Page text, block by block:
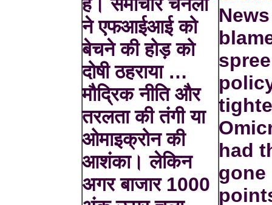
ने एफआईआई को
बेचने की होड़ को
दोषी ठहराया …
मौद्रिक नीति और
तरलता की तंगी या
ओमाइक्रोन की
आशंका। लेकिन
अगर बाजार 1000
had
gone